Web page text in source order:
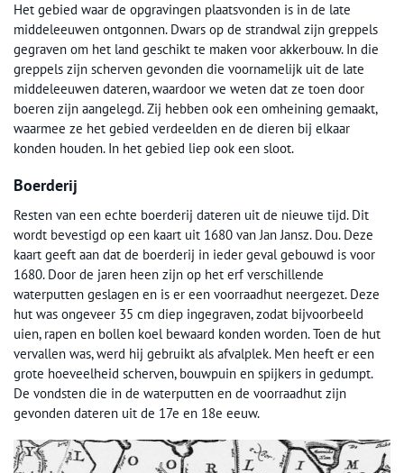
Het gebied waar de opgravingen plaatsvonden is in de late
middeleeuwen ontgonnen. Dwars op de strandwal zijn greppels
gegraven om het land geschikt te maken voor akkerbouw. In die
greppels zijn scherven gevonden die voornamelijk uit de late
middeleeuwen dateren, waardoor we weten dat ze toen door
boeren zijn aangelegd. Zij hebben ook een omheining gemaakt,
waarmee ze het gebied verdeelden en de dieren bij elkaar
konden houden. In het gebied liep ook een sloot.
Boerderij
Resten van een echte boerderij dateren uit de nieuwe tijd. Dit
wordt bevestigd op een kaart uit 1680 van Jan Jansz. Dou. Deze
kaart geeft aan dat de boerderij in ieder geval gebouwd is voor
1680. Door de jaren heen zijn op het erf verschillende
waterputten geslagen en is er een voorraadhut neergezet. Deze
hut was ongeveer 35 cm diep ingegraven, zodat bijvoorbeeld
uien, rapen en bollen koel bewaard konden worden. Toen de hut
vervallen was, werd hij gebruikt als afvalplek. Men heeft er een
grote hoeveelheid scherven, bouwpuin en spijkers in gedumpt.
De vondsten die in de waterputten en de voorraadhut zijn
gevonden dateren uit de 17e en 18e eeuw.